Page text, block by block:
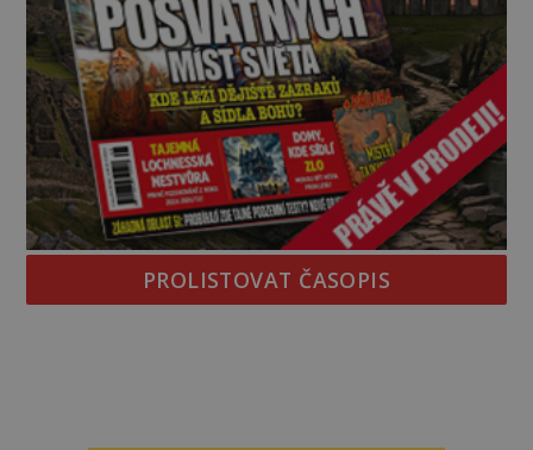
PROLISTOVAT ČASOPIS